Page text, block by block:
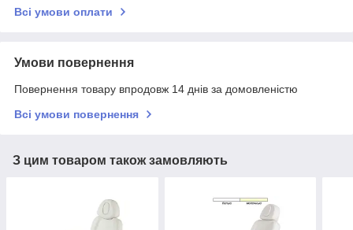
Всі умови оплати
Умови повернення
Повернення товару впродовж 14 днів за домовленістю
Всі умови повернення
З цим товаром також замовляють